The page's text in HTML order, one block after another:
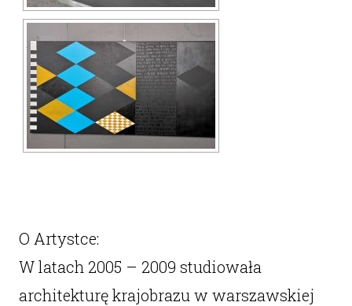
O Artystce:
W latach 2005 – 2009 studiowała
architekturę krajobrazu w warszawskiej